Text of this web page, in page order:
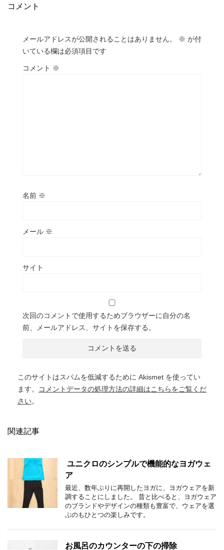
コメント
メールアドレスが公開されることはありません。 ※ が付
いている欄は必須項目です
コメント ※
名前 ※
メール ※
サイト
次回のコメントで使用するためブラウザーに自分の名
前、メールアドレス、サイトを保存する。
このサイトはスパムを低減するために Akismet を使ってい
ます。
コメントデータの処理方法の詳細はこちらをご覧くだ
さい。
関連記事
ユニクロのシンプルで機能的なヨガウェ
ア
最近、数年ぶりに再開したヨガに、ヨガウェアを新
調することにしました。 昔と比べると、ヨガウェア
のブランドやデザインの種類も豊富で、ウェアを選
ぶのもひとつの楽しみです。
お風呂のカウンターの下の掃除